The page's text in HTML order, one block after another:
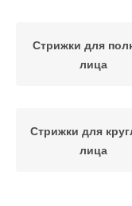
Стрижки для
лица
Стрижки для
лица